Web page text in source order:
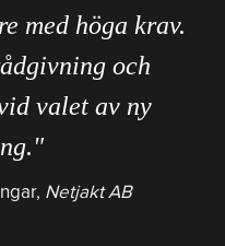
med höga krav.
och
valet av ny
Netjakt AB